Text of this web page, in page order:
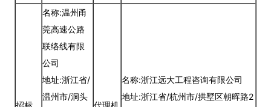
招标
名称:温州甬
莞高速公路
联络线有限
公司
地址:浙江省/
温州市/洞头
代理机
名称:浙江远大工程咨询有限公司
地址:浙江省/杭州市/拱墅区朝晖路2